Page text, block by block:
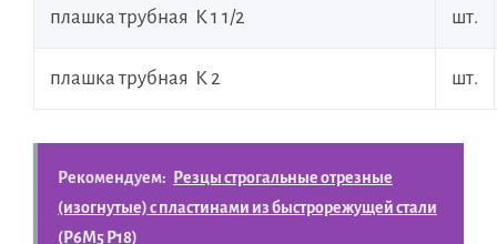
плашка трубная К 1 1/2 шт.
плашка трубная К 2 шт.
Рекомендуем:
Резцы строгальные отрезные
(изогнутые) с пластинами из быстрорежущей стали
(Р6М5 Р18)